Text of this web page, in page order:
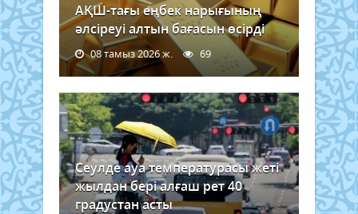
АҚШ-тағы еңбек нарығының
әлсіреуі алтын бағасын өсірді
08 тамыз 2026 ж. 69
Сеулде ауа температурасы жеті
жылдан бері алғаш рет 40
градустан асты